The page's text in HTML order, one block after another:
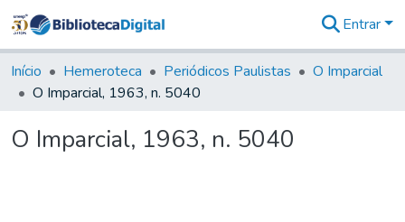
&
Coleções
Tudo na
Digital
Entrar
Início Hemeroteca Periódicos Paulistas
O Imparcial
O Imparcial, 1963, n. 5040
O Imparcial, 1963, n. 5040